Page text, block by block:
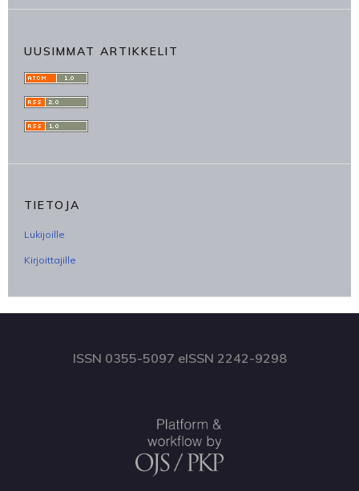
UUSIMMAT ARTIKKELIT
TIETOJA
Lukijoille
Kirjoittajille
ISSN 0355-5097 eISSN 2242-9298